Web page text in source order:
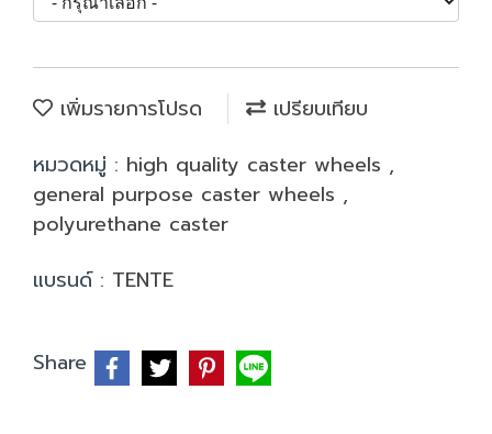
เพิ่มรายการโปรด
เปรียบเทียบ
หมวดหมู่ : high quality caster wheels ,
general purpose caster wheels ,
polyurethane caster
แบรนด์ : TENTE
Share